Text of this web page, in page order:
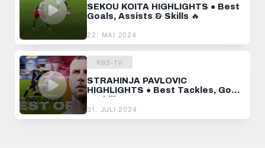
SEKOU KOITA HIGHLIGHTS ● Best
Goals, Assists & Skills 🔥
22. MAI 2024
RBS-TV
STRAHINJA PAVLOVIC
HIGHLIGHTS ● Best Tackles, Goals
& Skills 🔥
31. JULI 2024